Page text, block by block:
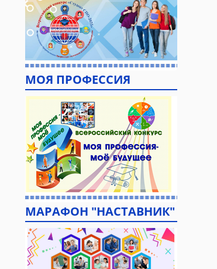
МОЯ ПРОФЕССИЯ
МАРАФОН "НАСТАВНИК"